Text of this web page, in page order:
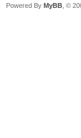
Powered By MyBB , ©